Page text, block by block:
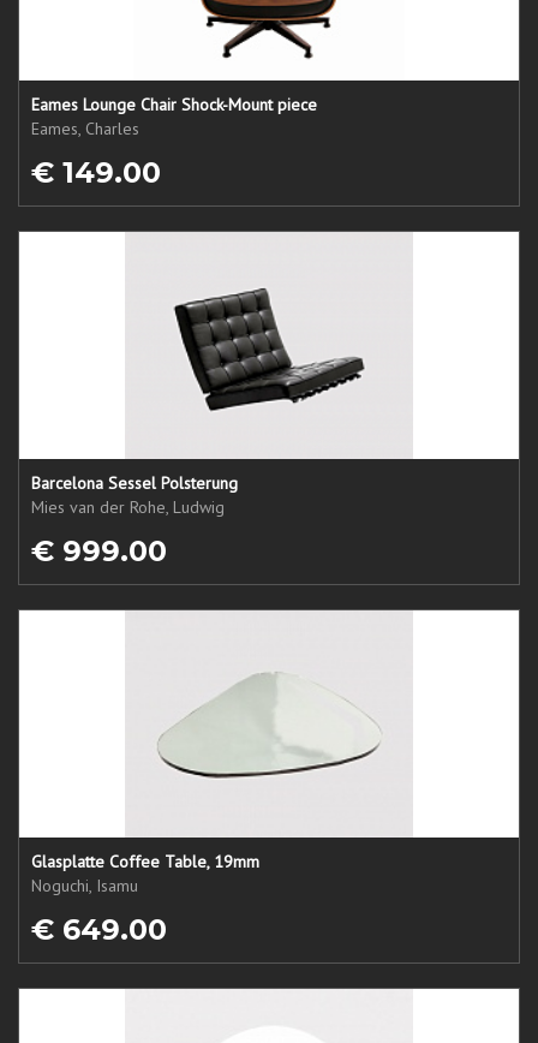
Eames Lounge Chair Shock-Mount piece
Eames, Charles
€ 149.00
Barcelona Sessel Polsterung
Mies van der Rohe, Ludwig
€ 999.00
Glasplatte Coffee Table, 19mm
Noguchi, Isamu
€ 649.00